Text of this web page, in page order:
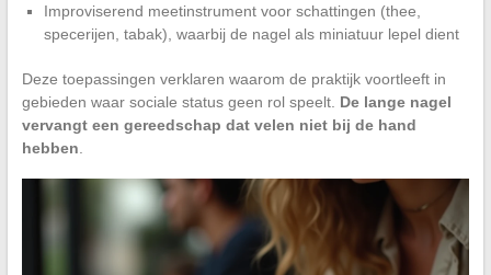
Improviserend meetinstrument voor schattingen (thee,
specerijen, tabak), waarbij de nagel als miniatuur lepel dient
Deze toepassingen verklaren waarom de praktijk voortleeft in
gebieden waar sociale status geen rol speelt. De lange nagel
vervangt een gereedschap dat velen niet bij de hand
hebben